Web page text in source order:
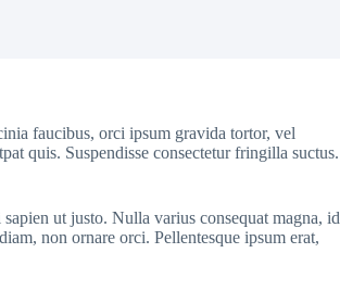
faucibus, orci ipsum gravida tortor, vel
quis. Suspendisse consectetur fringilla suctus.
ut justo. Nulla varius consequat magna, id
non ornare orci. Pellentesque ipsum erat,